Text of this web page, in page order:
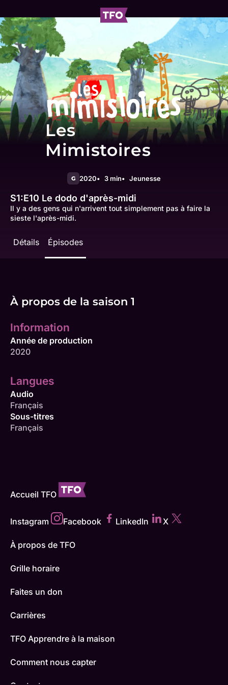
Les
Mimistoires
G 2020 3 min Jeunesse
S1:E10 Le dodo d'après-midi
Il y a des gens qui n'arrivent tout simplement pas à faire la
sieste l'après-midi.
Détails Épisodes
À propos de la saison 1
Information
Année de production
2020
Langues
Audio
Français
Sous-titres
Français
Accueil TFO
Instagram Facebook LinkedIn X
À propos de TFO
Grille horaire
Faites un don
Carrières
TFO Apprendre à la maison
Comment nous capter